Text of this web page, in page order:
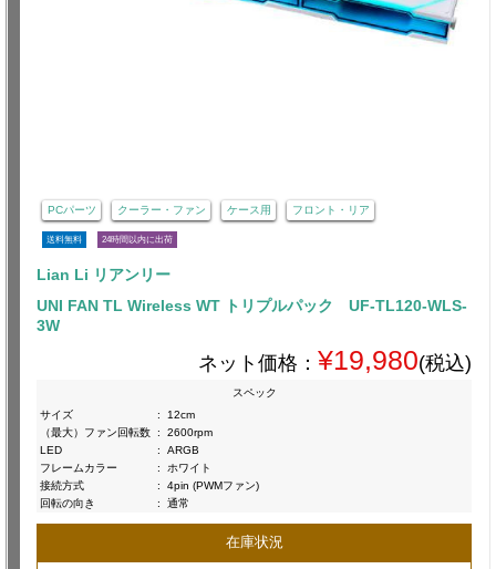
PCパーツ クーラー・ファン ケース用 フロント・リア
送料無料 24時間以内に出荷
Lian Li リアンリー
UNI FAN TL Wireless WT トリプルパック UF-TL120-WLS-
3W
ネット価格： ¥19,980(税込)
スペック
サイズ
:
12cm
（最大）ファン回転数 :
2600rpm
LED
:
ARGB
フレームカラー
:
ホワイト
接続方式
:
4pin (PWMファン)
回転の向き
: 通常
在庫状況